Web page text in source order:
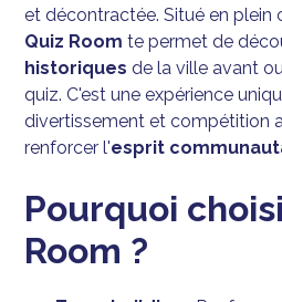
et décontractée. Situé en
Quiz Room te permet de
historiques de la ville avant
quiz. C'est une expérience
divertissement et compétition
renforcer l'esprit
Pourquoi
Room ?